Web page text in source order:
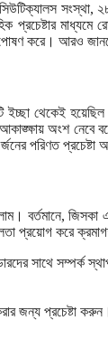
প্রচেষ্টার
পোষণ করে। আরও
থেকেই
অংশ নেবে
পরিণত
বর্তমানে,
প্রয়োগ করে
সাথে সম্পর্ক
জন্য প্রচেষ্টা করুন।